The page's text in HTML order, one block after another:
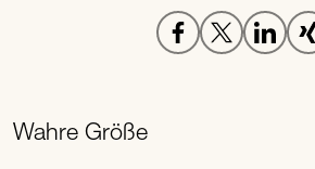
Wahre Größe